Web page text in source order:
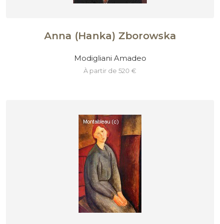
Anna (Hanka) Zborowska
Modigliani Amadeo
à partir de 520 €